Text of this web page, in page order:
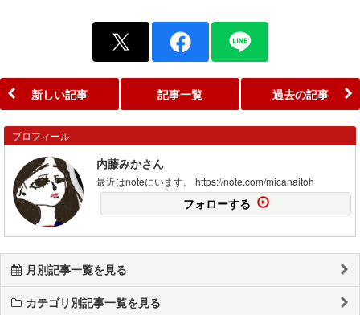
新しい記事 記事一覧 過去の記事
プロフィール
内藤みかさん
最近はnoteにいます。 https://note.com/micanaitoh
フォローする
月別記事一覧を見る
カテゴリ別記事一覧を見る